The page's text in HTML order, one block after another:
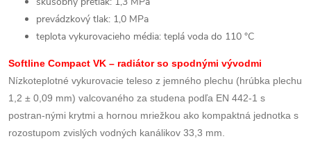
prevádzkový tlak: 1,0 MPa
teplota vykurovacieho média: teplá voda do 110 °C
Softline Compact VK – radiátor so spodnými vývodmi
Nízkoteplotné vykurovacie teleso z jemného plechu (hrúbka plechu
1,2 ± 0,09 mm) valcovaného za studena podľa EN 442-1 s
postran-nými krytmi a hornou mriežkou ako kompaktná jednotka s
rozostupom zvislých vodných kanálikov 33,3 mm.